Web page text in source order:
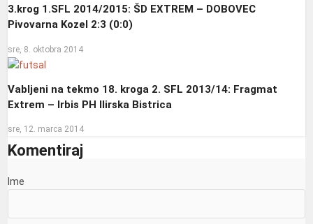
3.krog 1.SFL 2014/2015: ŠD EXTREM – DOBOVEC
Pivovarna Kozel 2:3 (0:0)
sre, 8. oktobra 2014
Vabljeni na tekmo 18. kroga 2. SFL 2013/14: Fragmat
Extrem – Irbis PH Ilirska Bistrica
sre, 12. marca 2014
Komentiraj
Ime